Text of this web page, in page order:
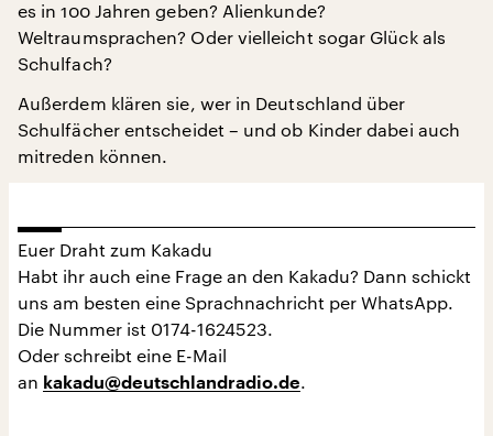
es in 100 Jahren geben? Alienkunde?
Weltraumsprachen? Oder vielleicht sogar Glück als
Schulfach?
Außerdem klären sie, wer in Deutschland über
Schulfächer entscheidet – und ob Kinder dabei auch
mitreden können.
Euer Draht zum Kakadu
Habt ihr auch eine Frage an den Kakadu? Dann schickt
uns am besten eine Sprachnachricht per WhatsApp.
Die Nummer ist 0174-1624523.
Oder schreibt eine E-Mail
an kakadu@deutschlandradio.de